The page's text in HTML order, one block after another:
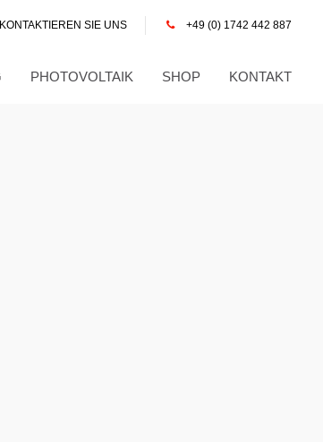
KONTAKTIEREN SIE UNS +49 (0) 1742 442 887
PHOTOVOLTAIK SHOP KONTAKT